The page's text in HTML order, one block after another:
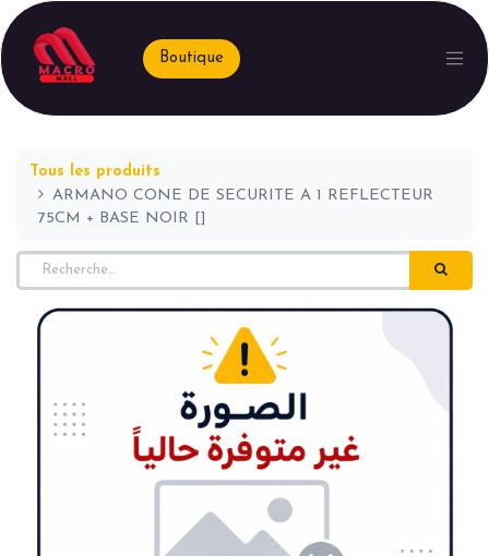
Boutique
Tous les produits
ARMANO CONE DE SECURITE A 1 REFLECTEUR
75CM + BASE NOIR []